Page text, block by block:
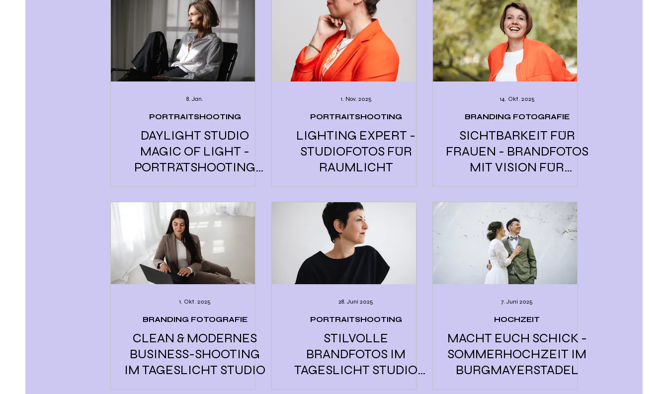
8. Jan.
PORTRAITSHOOTING
DAYLIGHT STUDIO
MAGIC OF LIGHT -
PORTRÄTSHOOTING
REGENSBURG
1. Nov. 2025
PORTRAITSHOOTING
LIGHTING EXPERT -
STUDIOFOTOS FÜR
RAUMLICHT
14. Okt. 2025
BRANDING FOTOGRAFIE
SICHTBARKEIT FÜR
FRAUEN - BRANDFOTOS
MIT VISION FÜR
FEMALE COACH
1. Okt. 2025
BRANDING FOTOGRAFIE
CLEAN & MODERNES
BUSINESS-SHOOTING
IM TAGESLICHT STUDIO
28. Juni 2025
PORTRAITSHOOTING
STILVOLLE
BRANDFOTOS IM
TAGESLICHT STUDIO
REGENSBURG
7. Juni 2025
HOCHZEIT
MACHT EUCH SCHICK -
SOMMERHOCHZEIT IM
BURGMAYERSTADEL